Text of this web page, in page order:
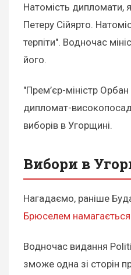
Натомість дипломати,
Петеру Сійярто.
терпіти". Водночас
його.
"Прем’єр-міністр
дипломат-
виборів в Угорщині.
Вибори в
Нагадаємо, раніше
Брюселем
Водночас видання
зможе одна зі сторін